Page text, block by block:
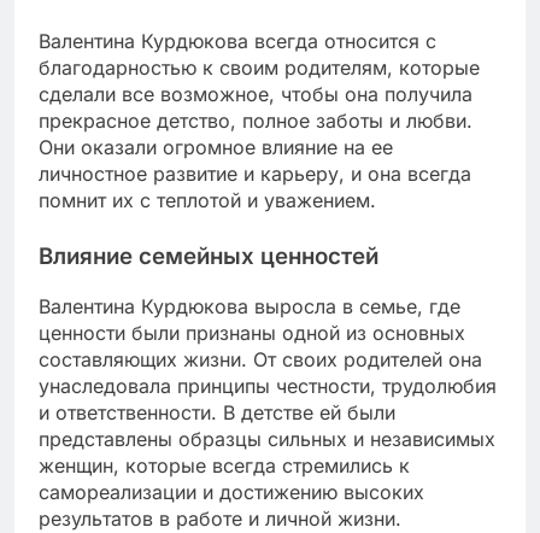
Валентина Курдюкова всегда относится с
благодарностью к своим родителям, которые
сделали все возможное, чтобы она получила
прекрасное детство, полное заботы и любви.
Они оказали огромное влияние на ее
личностное развитие и карьеру, и она всегда
помнит их с теплотой и уважением.
Влияние семейных ценностей
Валентина Курдюкова выросла в семье, где
ценности были признаны одной из основных
составляющих жизни. От своих родителей она
унаследовала принципы честности, трудолюбия
и ответственности. В детстве ей были
представлены образцы сильных и независимых
женщин, которые всегда стремились к
самореализации и достижению высоких
результатов в работе и личной жизни.